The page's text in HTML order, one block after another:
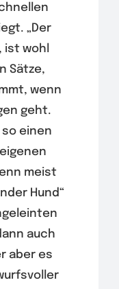
„Der
ist wohl
Sätze,
wenn
geht.
einen
meist
Hund“
auch
aber es